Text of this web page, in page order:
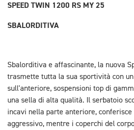
SPEED TWIN 1200 RS MY 25
SBALORDITIVA
Sbalorditiva e affascinante, la nuova
trasmette tutta la sua sportività con
sull'anteriore, sospensioni top di
una sella di alta qualità. Il serbatoio
incavi nella parte anteriore, conferisce
aggressivo, mentre i coperchi del